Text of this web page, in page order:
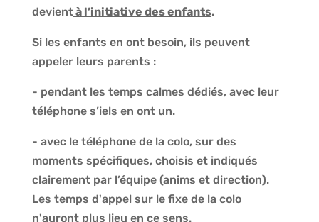
devientà l’initiative des enfants.
Si les enfants en ont besoin, ils peuvent
appeler leurs parents :
- pendant les temps calmes dédiés, avec leur
téléphone s’iels en ont un.
- avec le téléphone de la colo, sur des
moments spécifiques, choisis et indiqués
clairement par l’équipe (anims et direction).
Les temps d'appel sur le fixe de la colo
n'auront plus lieu en ce sens.